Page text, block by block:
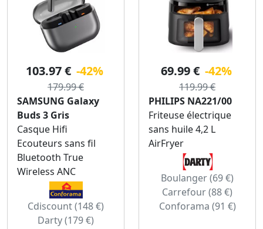
103.97 € -42%
179.99 €
SAMSUNG Galaxy
Buds 3 Gris
Casque Hifi
Ecouteurs sans fil
Bluetooth True
Wireless ANC
Cdiscount (148 €)
Darty (179 €)
69.99 € -42%
119.99 €
PHILIPS NA221/00
Friteuse électrique
sans huile 4,2 L
AirFryer
Boulanger (69 €)
Carrefour (88 €)
Conforama (91 €)